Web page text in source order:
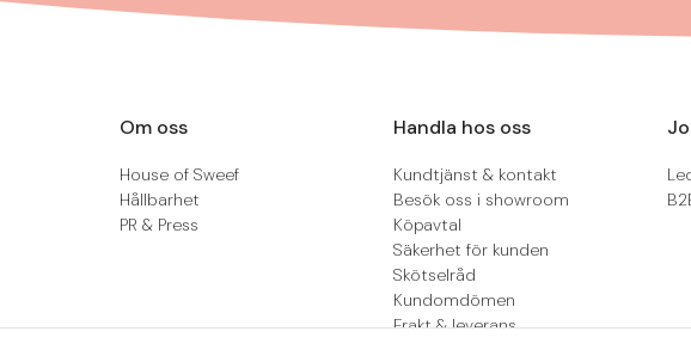
Om oss
House of Sweef
Hållbarhet
PR & Press
Handla hos oss
Kundtjänst & kontakt
Besök oss i showroom
Köpavtal
Säkerhet för kunden
Skötselråd
Kundomdömen
Frakt & leverans